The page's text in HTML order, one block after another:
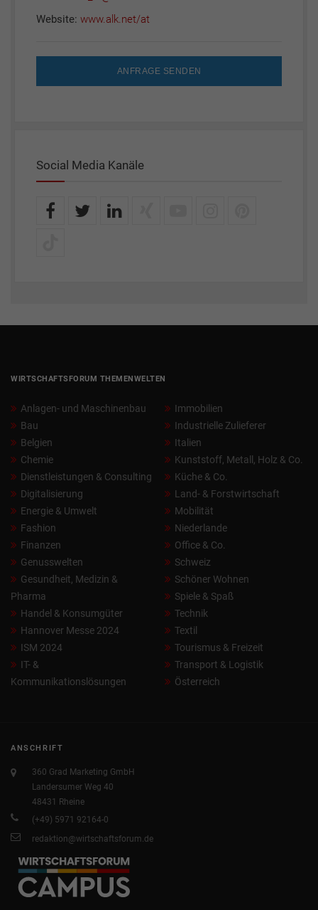
Website: www.alk.net/at
ANFRAGE SENDEN
Social Media Kanäle
WIRTSCHAFTSFORUM THEMENWELTEN
Anlagen- und Maschinenbau
Bau
Belgien
Chemie
Dienstleistungen & Consulting
Digitalisierung
Energie & Umwelt
Fashion
Finanzen
Genusswelten
Gesundheit, Medizin &
Pharma
Handel & Konsumgüter
Hannover Messe 2024
ISM 2024
IT- &
Kommunikationslösungen
Immobilien
Industrielle Zulieferer
Italien
Kunststoff, Metall, Holz & Co.
Küche & Co.
Land- & Forstwirtschaft
Mobilität
Niederlande
Office & Co.
Schweiz
Schöner Wohnen
Spiele & Spaß
Technik
Textil
Tourismus & Freizeit
Transport & Logistik
Österreich
ANSCHRIFT
360 Grad Marketing GmbH
Landersumer Weg 40
48431 Rheine
(+49) 5971 92164-0
redaktion@wirtschaftsforum.de